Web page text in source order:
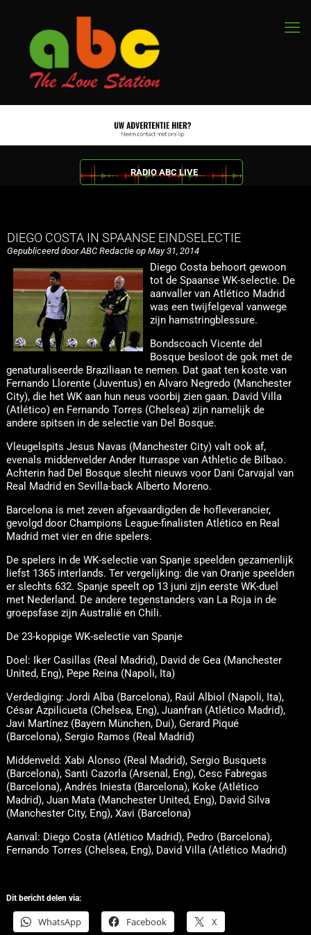
RADIO ABC LIVE
DIEGO COSTA IN SPAANSE EINDSELECTIE
Gepubliceerd door ABC Redactie op May 31, 2014
Diego Costa behoort gewoon
tot de Spaanse WK-selectie. De
aanvaller van Atlético Madrid
was een twijfelgeval vanwege
zijn hamstringblessure.
Bondscoach Vicente del
Bosque besloot de gok met de
genaturaliseerde Braziliaan te nemen. Dat gaat ten koste van
Fernando Llorente (Juventus) en Alvaro Negredo (Manchester
City), die het WK aan hun neus voorbij zien gaan. David Villa
(Atlético) en Fernando Torres (Chelsea) zijn namelijk de
andere spitsen in de selectie van Del Bosque.
Vleugelspits Jesus Navas (Manchester City) valt ook af,
evenals middenvelder Ander Iturraspe van Athletic de Bilbao.
Achterin had Del Bosque slecht nieuws voor Dani Carvajal van
Real Madrid en Sevilla-back Alberto Moreno.
Barcelona is met zeven afgevaardigden de hofleverancier,
gevolgd door Champions League-finalisten Atlético en Real
Madrid met vier en drie spelers.
De spelers in de WK-selectie van Spanje speelden gezamenlijk
liefst 1365 interlands. Ter vergelijking: die van Oranje speelden
er slechts 632. Spanje speelt op 13 juni zijn eerste WK-duel
met Nederland. De andere tegenstanders van La Roja in de
groepsfase zijn Australië en Chili.
De 23-koppige WK-selectie van Spanje
Doel: Iker Casillas (Real Madrid), David de Gea (Manchester
United, Eng), Pepe Reina (Napoli, Ita)
Verdediging: Jordi Alba (Barcelona), Raúl Albiol (Napoli, Ita),
César Azpilicueta (Chelsea, Eng), Juanfran (Atlético Madrid),
Javi Martínez (Bayern München, Dui), Gerard Piqué
(Barcelona), Sergio Ramos (Real Madrid)
Middenveld: Xabi Alonso (Real Madrid), Sergio Busquets
(Barcelona), Santi Cazorla (Arsenal, Eng), Cesc Fabregas
(Barcelona), Andrés Iniesta (Barcelona), Koke (Atlético
Madrid), Juan Mata (Manchester United, Eng), David Silva
(Manchester City, Eng), Xavi (Barcelona)
Aanval: Diego Costa (Atlético Madrid), Pedro (Barcelona),
Fernando Torres (Chelsea, Eng), David Villa (Atlético Madrid)
Dit bericht delen via:
WhatsApp Facebook X